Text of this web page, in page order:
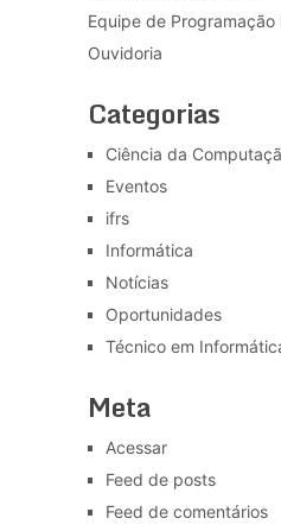
Equipe de Programação
Ouvidoria
Categorias
Ciência da
Eventos
ifrs
Informática
Notícias
Oportunidades
Técnico em
Meta
Acessar
Feed de posts
Feed de comentários